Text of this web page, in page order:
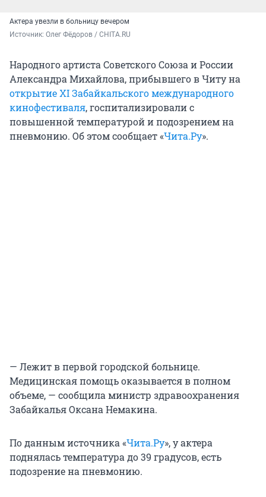
Актера увезли в больницу вечером
Источник: Олег Фёдоров / CHITA.RU
Народного артиста Советского Союза и России
Александра Михайлова, прибывшего в Читу на
открытие ХI Забайкальского международного
кинофестиваля, госпитализировали с
повышенной температурой и подозрением на
пневмонию. Об этом сообщает «Чита.Ру».
— Лежит в первой городской больнице.
Медицинская помощь оказывается в полном
объеме, — сообщила министр здравоохранения
Забайкалья Оксана Немакина.
По данным источника «Чита.Ру», у актера
поднялась температура до 39 градусов, есть
подозрение на пневмонию.